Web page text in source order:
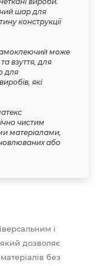
шар для
конструкції
може
взуття, для
для
які
чистим
матеріалами,
або
і
дозволяє
без